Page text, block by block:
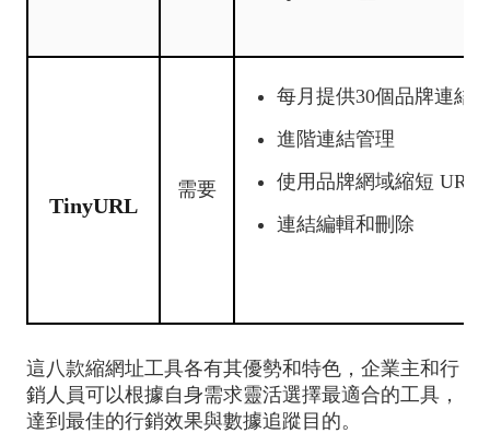
TinyURL
需要
每月提供30個品牌連結
進階連結管理
使用品牌網域縮短 URL
連結編輯和刪除
這八款縮網址工具各有其優勢和特色，企業主和行
銷人員可以根據自身需求靈活選擇最適合的工具，
達到最佳的行銷效果與數據追蹤目的。